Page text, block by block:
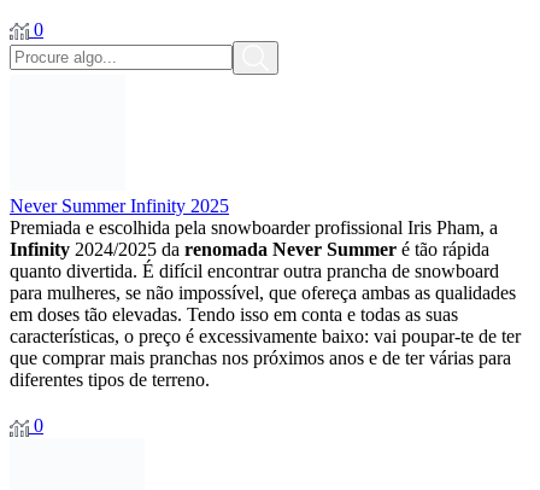
0
Never Summer Infinity 2025
Premiada e escolhida pela snowboarder profissional Iris Pham, a
Infinity 2024/2025 da renomada Never Summer é tão rápida
quanto divertida. É difícil encontrar outra prancha de snowboard
para mulheres, se não impossível, que ofereça ambas as qualidades
em doses tão elevadas. Tendo isso em conta e todas as suas
características, o preço é excessivamente baixo: vai poupar-te de ter
que comprar mais pranchas nos próximos anos e de ter várias para
diferentes tipos de terreno.
0